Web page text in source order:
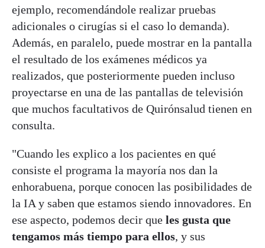
ejemplo, recomendándole realizar pruebas
adicionales o cirugías si el caso lo demanda).
Además, en paralelo, puede mostrar en la pantalla
el resultado de los exámenes médicos ya
realizados, que posteriormente pueden incluso
proyectarse en una de las pantallas de televisión
que muchos facultativos de Quirónsalud tienen en
consulta.
"Cuando les explico a los pacientes en qué
consiste el programa la mayoría nos dan la
enhorabuena, porque conocen las posibilidades de
la IA y saben que estamos siendo innovadores. En
ese aspecto, podemos decir que les gusta que
tengamos más tiempo para ellos, y sus